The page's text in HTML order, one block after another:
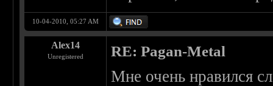
10-04-2010, 05:27 AM
Alex14
Unregistered RE: Pagan-Metal
Мне очень нравился